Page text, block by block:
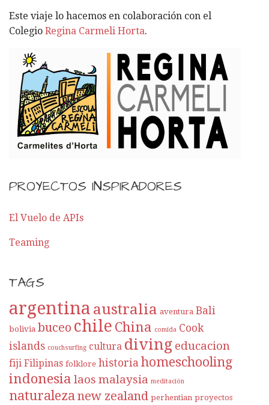
R
:
Este viaje lo hacemos en colaboración con el
Colegio Regina Carmeli Horta.
PROYECTOS INSPIRADORES
El Vuelo de APIs
Teaming
TAGS
argentina australia aventura Bali
bolivia buceo chile China comida Cook
islands couchsurfing cultura diving educacion
fiji Filipinas folklore historia homeschooling
indonesia laos malaysia meditación
naturalezanew zealand perhentian proyectos